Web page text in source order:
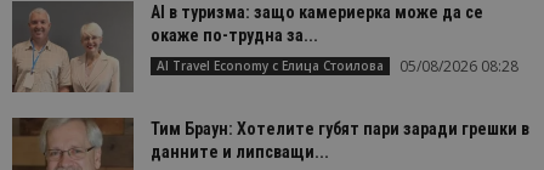
AI в туризма: защо камериерка може да се
окаже по-трудна за...
AI Travel Economy с Елица Стоилова 05/08/2026 08:28
Тим Браун: Хотелите губят пари заради грешки в
данните и липсващи...